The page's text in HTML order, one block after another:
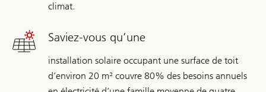
climat.
Saviez-vous qu’une
installation solaire occupant une surface de toit
d’environ 20 m² couvre 80% des besoins annuels